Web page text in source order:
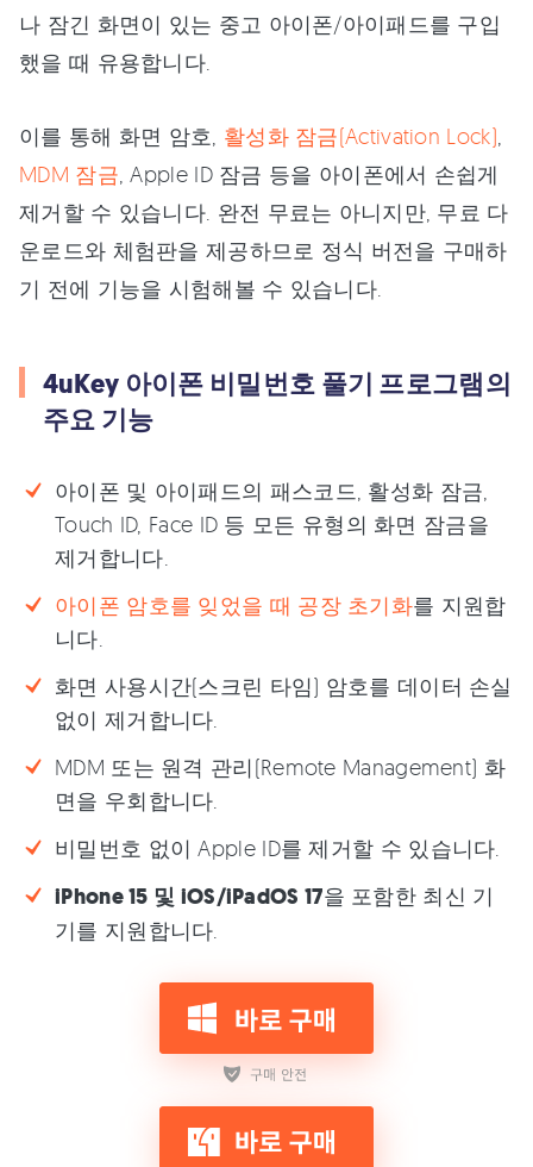
나 잠긴 화면이 있는 중고 아이폰/아이패드를 구입
했을 때 유용합니다.
이를 통해 화면 암호, 활성화 잠금(Activation Lock)
MDM 잠금 , Apple ID 잠금 등을 아이폰에서 손쉽게
제거할 수 있습니다. 완전 무료는 아니지만, 무료 다
운로드와 체험판을 제공하므로 정식 버전을 구매하
기 전에 기능을 시험해볼 수 있습니다.
4uKey 아이폰 비밀번호 풀기 프로그램의
주요 기능
아이폰 및 아이패드의 패스코드, 활성화 잠금,
Touch ID, Face ID 등 모든 유형의 화면 잠금을
제거합니다.
아이폰 암호를 잊었을 때 공장 초기화를 지원합
니다.
화면 사용시간(스크린 타임) 암호를 데이터 손실
없이 제거합니다.
MDM 또는 원격 관리(Remote Management) 화
면을 우회합니다.
비밀번호 없이 Apple ID를 제거할 수 있습니다.
iPhone 15 및 iOS/iPadOS 17을 포함한 최신 기
기를 지원합니다.